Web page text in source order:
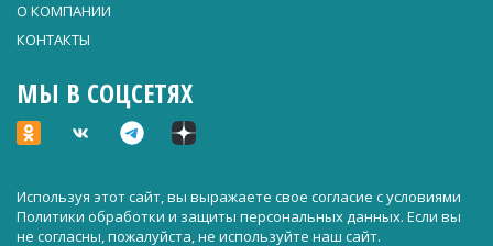
О КОМПАНИИ
КОНТАКТЫ
МЫ В СОЦСЕТЯХ
Используя этот сайт, вы выражаете свое согласие с условиями
Политики обработки и защиты персональных данных. Если вы
не согласны, пожалуйста, не используйте наш сайт.